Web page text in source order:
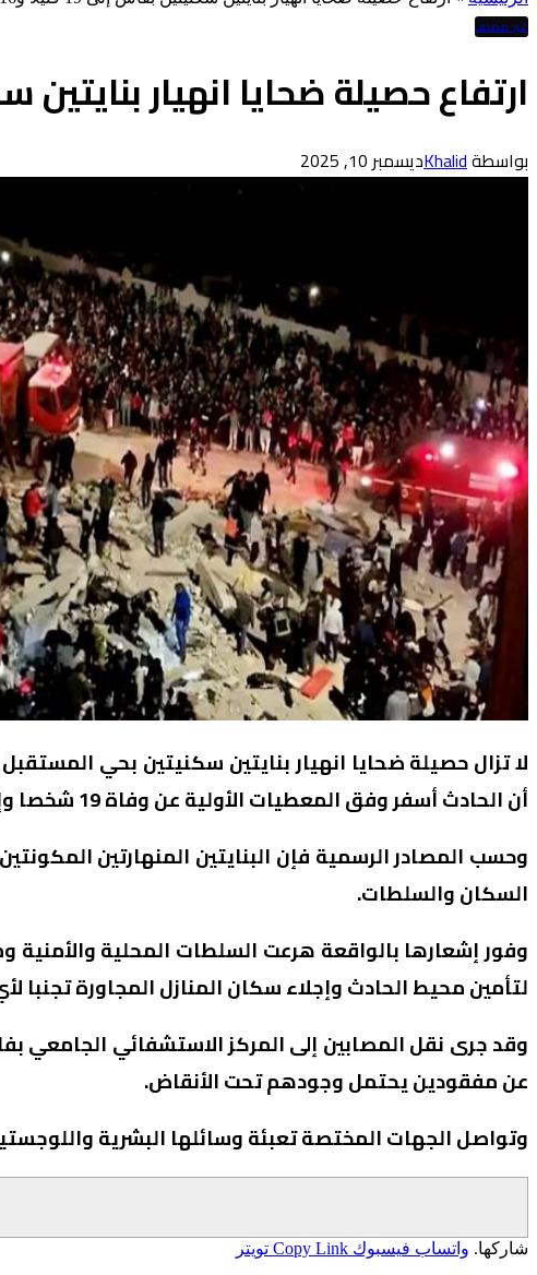
غير مصنف
ارتفاع حصيلة ضحايا انهيار بنايتين سكنيتين
بواسطةKhalidديسمبر 10, 2025
لا تزال حصيلة ضحايا انهيار بنايتين سكنيتين بحي
أن الحادث أسفر وفق المعطيات الأولية عن وفاة 19 شخصا وإصابة 16 آخرين بجروح متفاوتة الخطورة وذلك ليلة الثلاثاء – الأربعاء.
وحسب المصادر الرسمية فإن البنايتين المنهارتين
السكان والسلطات.
وفور إشعارها بالواقعة هرعت السلطات المحلية والأمنية
لتأمين محيط الحادث وإجلاء سكان المنازل المجاورة تجنبا
وقد جرى نقل المصابين إلى المركز الاستشفائي الجامعي
عن مفقودين يحتمل وجودهم تحت الأنقاض.
وتواصل الجهات المختصة تعبئة وسائلها البشرية
شاركها. واتساب فيسبوك Copy Link تويتر